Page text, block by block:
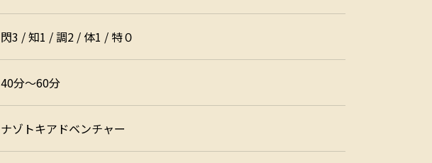
閃3 / 知1 / 調2 / 体1 / 特０
40分～60分
ナゾトキアドベンチャー